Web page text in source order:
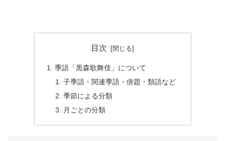
目次
季語「黒森歌舞伎」について
子季語・関連季語・傍題・類語など
季節による分類
月ごとの分類